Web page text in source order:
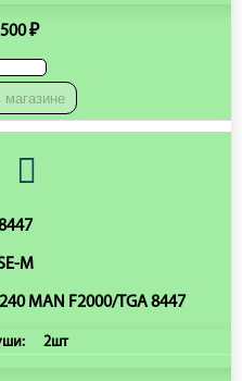
₽
магазине
M
MAN F2000/TGA 8447
2шт